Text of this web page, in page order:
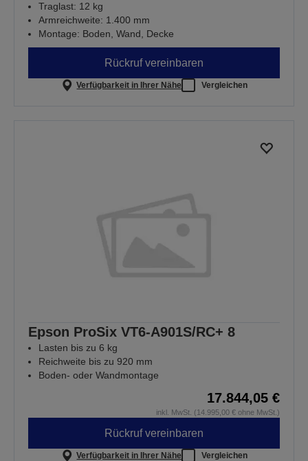
Traglast: 12 kg
Armreichweite: 1.400 mm
Montage: Boden, Wand, Decke
Rückruf vereinbaren
Verfügbarkeit in Ihrer Nähe Vergleichen
Epson ProSix VT6-A901S/RC+ 8
Lasten bis zu 6 kg
Reichweite bis zu 920 mm
Boden- oder Wandmontage
17.844,05 €
inkl. MwSt. (14.995,00 € ohne MwSt.)
Rückruf vereinbaren
Verfügbarkeit in Ihrer Nähe Vergleichen